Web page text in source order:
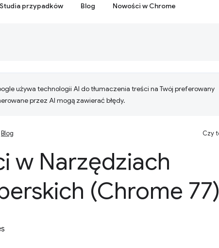
Studia przypadków Blog Nowości w Chrome
używa technologii AI do tłumaczenia treści na Twój preferowany
przez AI mogą zawierać błędy.
Blog Czy
w Narzędziach
(Chrome 77)